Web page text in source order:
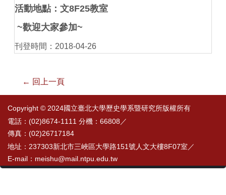
活動地點：文8F25教室
~歡迎大家參加~
刊登時間：2018-04-26
← 回上一頁
Copyright © 2024國立臺北大學歷史學系暨研究所版權所有
電話：(02)8674-1111 分機：66808／
傳真：(02)26717184
地址：237303新北市三峽區大學路151號人文大樓8F07室／
E-mail：meishu@mail.ntpu.edu.tw